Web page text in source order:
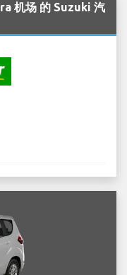
机场 的 Suzuki 汽